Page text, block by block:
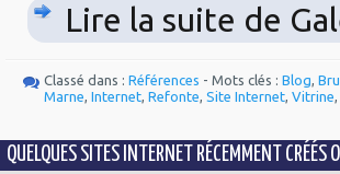
Lire la suite de
Classé dans : Références - Mots clés : Blog,
Marne, Internet, Refonte, Site Internet, Vitrine,
QUELQUES SITES INTERNET RÉCEMMENT CRÉÉS